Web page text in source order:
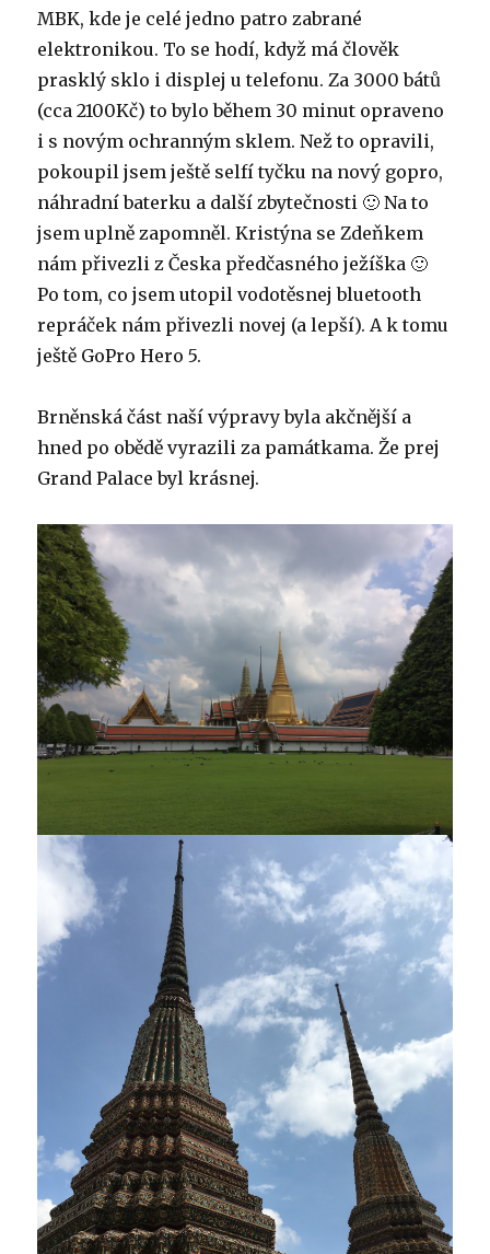
MBK, kde je celé jedno patro zabrané
elektronikou. To se hodí, když má člověk
prasklý sklo i displej u telefonu. Za 3000 bátů
(cca 2100Kč) to bylo během 30 minut opraveno
i s novým ochranným sklem. Než to opravili,
pokoupil jsem ještě selfí tyčku na nový gopro,
náhradní baterku a další zbytečnosti 🙂 Na to
jsem uplně zapomněl. Kristýna se Zdeňkem
nám přivezli z Česka předčasného ježíška 🙂
Po tom, co jsem utopil vodotěsnej bluetooth
repráček nám přivezli novej (a lepší). A k tomu
ještě GoPro Hero 5.
Brněnská část naší výpravy byla akčnější a
hned po obědě vyrazili za památkama. Že prej
Grand Palace byl krásnej.